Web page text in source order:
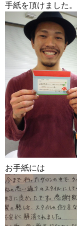
手紙を頂けました。
お手紙には